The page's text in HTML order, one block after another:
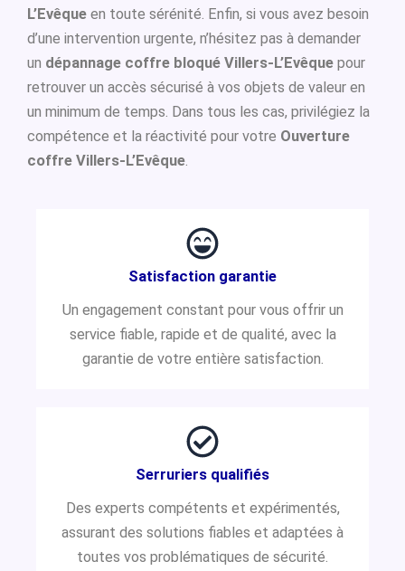
L’Evêque en toute sérénité. Enfin, si vous avez besoin
d’une intervention urgente, n’hésitez pas à demander
un dépannage coffre bloqué Villers-L’Evêque pour
retrouver un accès sécurisé à vos objets de valeur en
un minimum de temps. Dans tous les cas, privilégiez la
compétence et la réactivité pour votre Ouverture
coffre Villers-L’Evêque.
Satisfaction garantie
Un engagement constant pour vous offrir un
service fiable, rapide et de qualité, avec la
garantie de votre entière satisfaction.
Serruriers qualifiés
Des experts compétents et expérimentés,
assurant des solutions fiables et adaptées à
toutes vos problématiques de sécurité.